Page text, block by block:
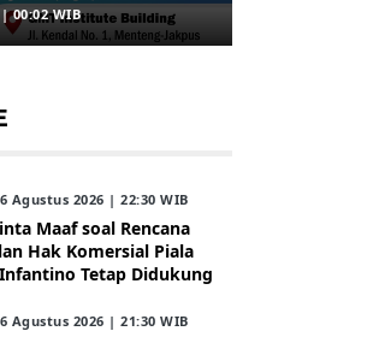
00:02 WIB
Agustus 2026 | 22:30 WIB
Maaf soal Rencana
Hak Komersial Piala
Tetap Didukung
Agustus 2026 | 21:30 WIB